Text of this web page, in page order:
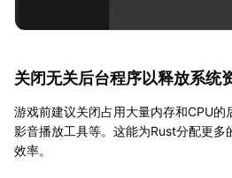
关闭无关后台程序以释放系统
游戏前建议关闭占用大量内存和CPU的
影音播放工具等。这能为Rust分配更多
效率。